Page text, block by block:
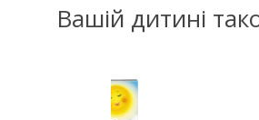
Вашій дитині